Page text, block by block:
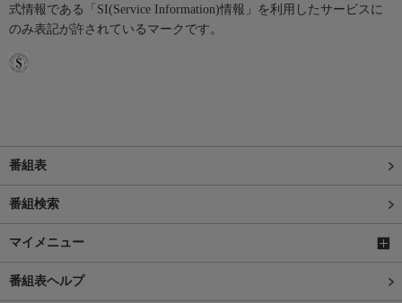
式情報である「SI(Service Information)情報」を利用したサービスに
のみ表記が許されているマークです。
番組表
番組検索
マイメニュー
番組表ヘルプ